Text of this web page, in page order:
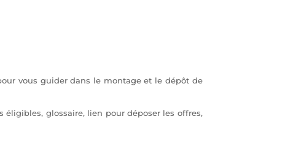
vous guider dans le montage et le dépôt de
glossaire, lien pour déposer les offres,